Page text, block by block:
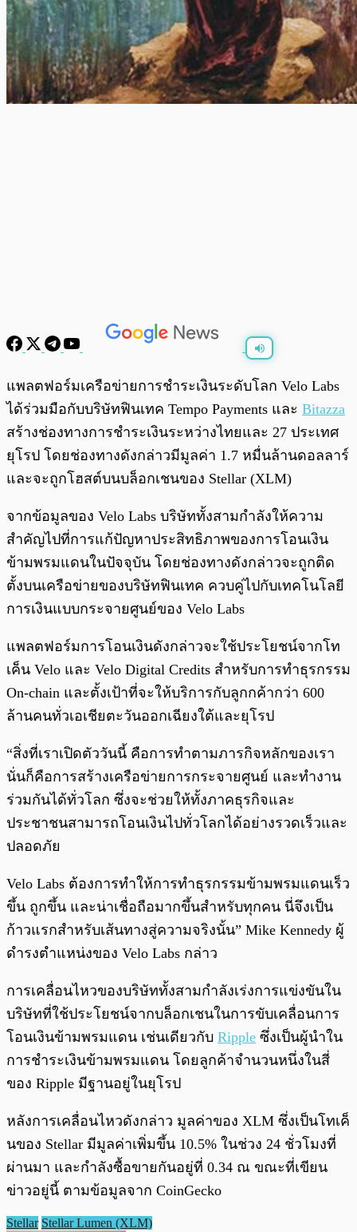
พร้อมเล่น
แพลตฟอร์มเครือข่ายการชำระเงินระดับโลก Velo Labs
ได้ร่วมมือกับบริษัทฟินเทค Tempo Payments และ Bitazza
สร้างช่องทางการชำระเงินระหว่างไทยและ 27 ประเทศ
ยุโรป โดยช่องทางดังกล่าวมีมูลค่า 1.7 หมื่นล้านดอลลาร์
และจะถูกโฮสต์บนบล็อกเชนของ Stellar (XLM)
จากข้อมูลของ Velo Labs บริษัททั้งสามกำลังให้ความ
สำคัญไปที่การแก้ปัญหาประสิทธิภาพของการโอนเงิน
ข้ามพรมแดนในปัจจุบัน โดยช่องทางดังกล่าวจะถูกติด
ตั้งบนเครือข่ายของบริษัทฟินเทค ควบคู่ไปกับเทคโนโลยี
การเงินแบบกระจายศูนย์ของ Velo Labs
แพลตฟอร์มการโอนเงินดังกล่าวจะใช้ประโยชน์จากโท
เค็น Velo และ Velo Digital Credits สำหรับการทำธุรกรรม
On-chain และตั้งเป้าที่จะให้บริการกับลูกกค้ากว่า 600
ล้านคนทั่วเอเชียตะวันออกเฉียงใต้และยุโรป
“สิ่งที่เราเปิดตัววันนี้ คือการทำตามภารกิจหลักของเรา
นั่นก็คือการสร้างเครือข่ายการกระจายศูนย์ และทำงาน
ร่วมกันได้ทั่วโลก ซึ่งจะช่วยให้ทั้งภาคธุรกิจและ
ประชาชนสามารถโอนเงินไปทั่วโลกได้อย่างรวดเร็วและ
ปลอดภัย
Velo Labs ต้องการทำให้การทำธุรกรรมข้ามพรมแดนเร็ว
ขึ้น ถูกขึ้น และน่าเชื่อถือมากขึ้นสำหรับทุกคน นี่จึงเป็น
ก้าวแรกสำหรับเส้นทางสู่ความจริงนั้น” Mike Kennedy ผู้
ดำรงตำแหน่งของ Velo Labs กล่าว
การเคลื่อนไหวของบริษัททั้งสามกำลังเร่งการแข่งขันใน
บริษัทที่ใช้ประโยชน์จากบล็อกเชนในการขับเคลื่อนการ
โอนเงินข้ามพรมแดน เช่นเดียวกับ Ripple ซึ่งเป็นผู้นำใน
การชำระเงินข้ามพรมแดน โดยลูกค้าจำนวนหนึ่งในสี่
ของ Ripple มีฐานอยู่ในยุโรป
หลังการเคลื่อนไหวดังกล่าว มูลค่าของ XLM ซึ่งเป็นโทเค็
นของ Stellar มีมูลค่าเพิ่มขึ้น 10.5% ในช่วง 24 ชั่วโมงที่
ผ่านมา และกำลังซื้อขายกันอยู่ที่ 0.34 ณ ขณะที่เขียน
ข่าวอยู่นี้ ตามข้อมูลจาก CoinGecko
Stellar Stellar Lumen (XLM)